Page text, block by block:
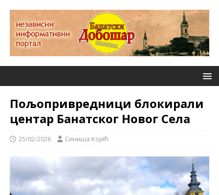
Пољопривредници блокирали
центар Банатског Новог Села
25/02/2026 Синиша Којић